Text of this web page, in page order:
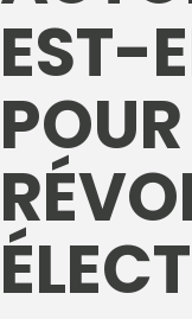
EST-